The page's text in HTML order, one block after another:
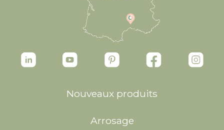
Nouveaux produits
Arrosage